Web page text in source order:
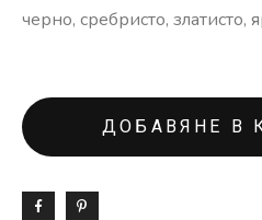
черно, сребристо, златисто,
ДОБАВЯНЕ В